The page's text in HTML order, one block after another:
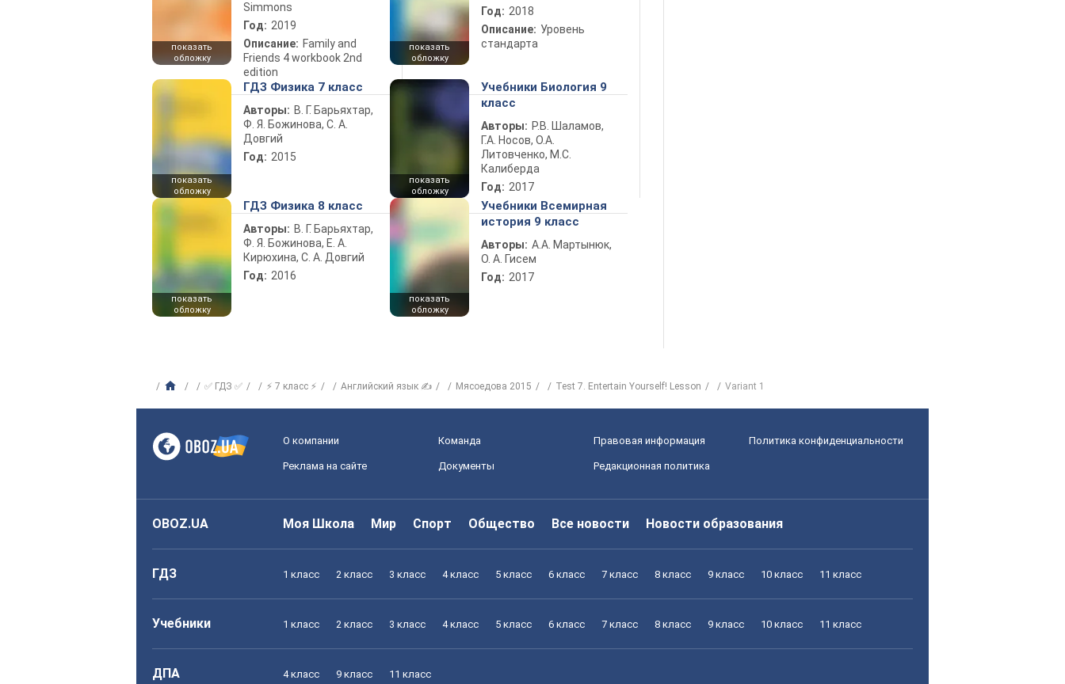
показать
обложку
Simmons
Год: 2019
Описание: Family and
Friends 4 workbook 2nd
edition
показать
обложку
Год: 2018
Описание: Уровень
стандарта
показать
обложку
ГДЗ Физика 7 класс
Авторы: В. Г. Барьяхтар,
Ф. Я. Божинова, С. А.
Довгий
Год: 2015
показать
обложку
Учебники Биология 9
класс
Авторы: Р.В. Шаламов,
Г.А. Носов, О.А.
Литовченко, М.С.
Калиберда
Год: 2017
показать
обложку
ГДЗ Физика 8 класс
Авторы: В. Г. Барьяхтар,
Ф. Я. Божинова, Е. А.
Кирюхина, С. А. Довгий
Год: 2016
показать
обложку
Учебники Всемирная
история 9 класс
Авторы: А.А. Мартынюк,
О. А. Гисем
Год: 2017
✅ ГДЗ ✅ ⚡ 7 класс ⚡ Английский язык ✍ Мясоедова 2015 Test 7. Entertain Yourself! Lesson Variant 1
О компании Команда Правовая информация Политика конфиденциальности
Реклама на сайте Документы Редакционная политика
OBOZ.UA Моя Школа Мир Спорт Общество Все новости Новости образования
ГДЗ 1 класс 2 класс 3 класс 4 класс 5 класс 6 класс 7 класс 8 класс 9 класс 10 класс 11 класс
Учебники 1 класс 2 класс 3 класс 4 класс 5 класс 6 класс 7 класс 8 класс 9 класс 10 класс 11 класс
ДПА 4 класс 9 класс 11 класс